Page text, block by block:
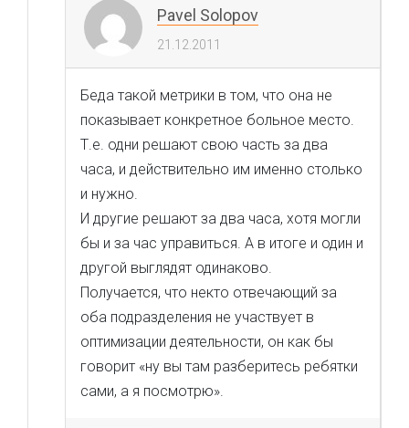
Pavel Solopov
21.12.2011
Беда такой метрики в том, что она не
показывает конкретное больное место.
Т.е. одни решают свою часть за два
часа, и действительно им именно столько
и нужно.
И другие решают за два часа, хотя могли
бы и за час управиться. А в итоге и один и
другой выглядят одинаково.
Получается, что некто отвечающий за
оба подразделения не участвует в
оптимизации деятельности, он как бы
говорит «ну вы там разберитесь ребятки
сами, а я посмотрю».